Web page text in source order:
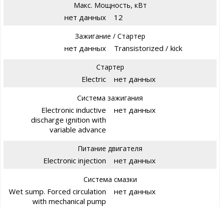
Макс. Мощность, кВт
нет данных 12
Зажигание / Стартер
нет данных Transistorized / kick
Стартер
Electric нет данных
Система зажигания
Electronic inductive
discharge ignition with
variable advance
нет данных
Питание двигателя
Electronic injection нет данных
Система смазки
Wet sump. Forced circulation
with mechanical pump
нет данных